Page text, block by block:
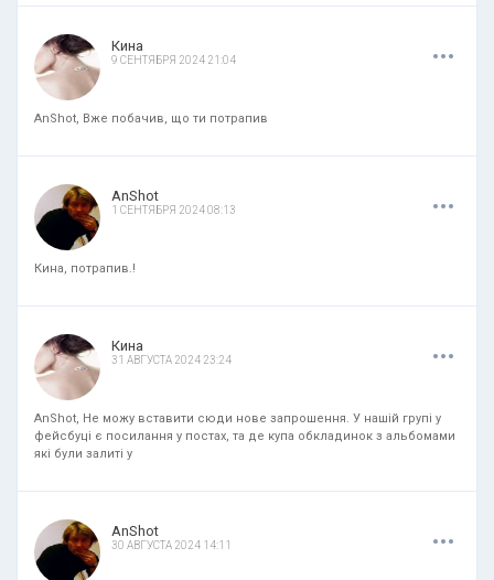
Кина
9 СЕНТЯБРЯ 2024 21:04 ...
AnShot, Вже побачив, що ти потрапив
AnShot
1 СЕНТЯБРЯ 2024 08:13 ...
Кина, потрапив.!
Кина
31 АВГУСТА 2024 23:24 ...
AnShot, Не можу вставити сюди нове запрошення. У нашій групі у
фейсбуці є посилання у постах, та де купа обкладинок з альбомами
які були залиті у
AnShot
30 АВГУСТА 2024 14:11 ...